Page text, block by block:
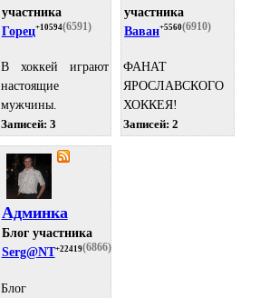
участника
Горец+10594(6591)
В хоккей играют
настоящие
мужчины.
Записей: 3
участника
Ваван+5560(6910)
ФАНАТ
ЯРОСЛАВСКОГО
ХОККЕЯ!
Записей: 2
Админка
Блог участника
Serg@NT+22419(6866)
Блог